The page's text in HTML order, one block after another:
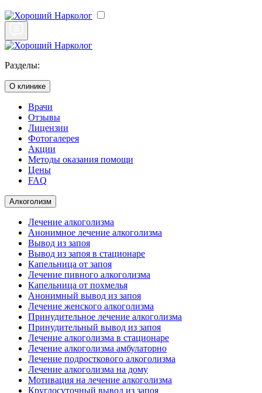
Разделы:
О клинике
Врачи
Отзывы
Лицензии
Фотогалерея
Акции
Методы оказания помощи
Цены
FAQ
Алкоголизм
Лечение алкоголизма
Анонимное лечение алкоголизма
Вывод из запоя
Вывод из запоя в стационаре
Капельница от запоя
Лечение пивного алкоголизма
Капельница от похмелья
Анонимный вывод из запоя
Лечение женского алкоголизма
Принудительное лечение алкоголизма
Принудительный вывод из запоя
Лечение алкоголизма в стационаре
Лечение алкоголизма амбулаторно
Лечение подросткового алкоголизма
Лечение алкоголизма на дому
Мотивация на лечение алкоголизма
Круглосуточный вывод из запоя